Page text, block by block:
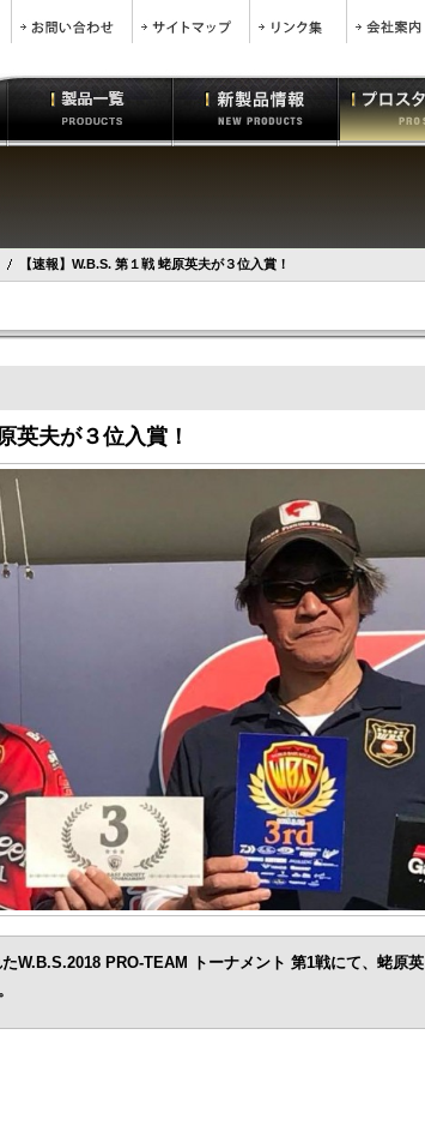
【速報】W.B.S. 第１戦 蛯原英夫が３位入賞！
英夫が３位入賞！
W.B.S.2018 PRO-TEAM トーナメント 第1戦にて、蛯原英
。